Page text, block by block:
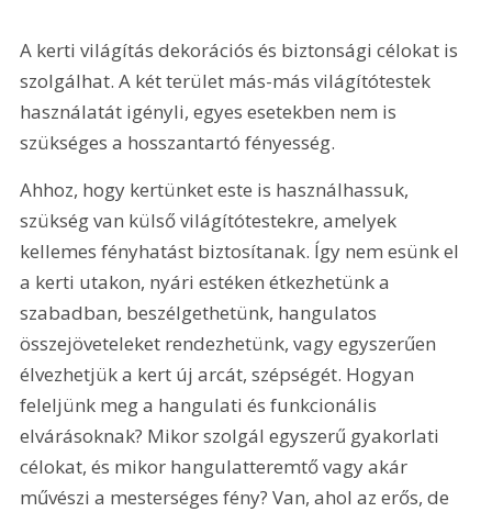
A kerti világítás dekorációs és biztonsági célokat is
szolgálhat. A két terület más-más világítótestek
használatát igényli, egyes esetekben nem is
szükséges a hosszantartó fényesség.
Ahhoz, hogy kertünket este is használhassuk,
szükség van külső világítótestekre, amelyek
kellemes fényhatást biztosítanak. Így nem esünk el
a kerti utakon, nyári estéken étkezhetünk a
szabadban, beszélgethetünk, hangulatos
összejöveteleket rendezhetünk, vagy egyszerűen
élvezhetjük a kert új arcát, szépségét. Hogyan
feleljünk meg a hangulati és funkcionális
elvárásoknak? Mikor szolgál egyszerű gyakorlati
célokat, és mikor hangulatteremtő vagy akár
művészi a mesterséges fény? Van, ahol az erős, de